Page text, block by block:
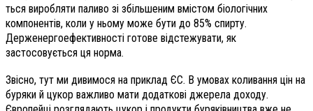
ться виробляти паливо зі збільшеним вмістом біологічних
компонентів, коли у ньому може бути до 85% спирту.
Держенергоефективності готове відстежувати, як
застосовується ця норма.
Звісно, тут ми дивимося на приклад ЄС. В умовах коливання цін на
буряки й цукор важливо мати додаткові джерела доходу.